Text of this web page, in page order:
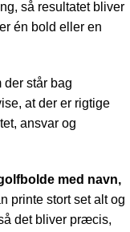
så resultatet bliver
én bold eller en
der står bag
at der er rigtige
ansvar og
med navn,
printe stort set alt og
det bliver præcis,